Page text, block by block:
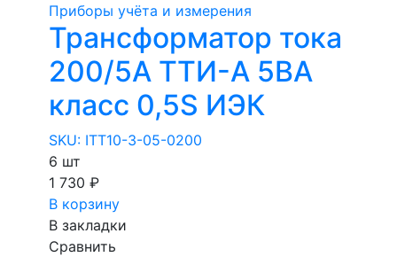
Приборы учёта и измерения
Трансформатор тока
200/5А ТТИ-А 5ВА
класс 0,5S ИЭК
SKU: ITT10-3-05-0200
6 шт
1 730 ₽
В корзину
В закладки
Сравнить